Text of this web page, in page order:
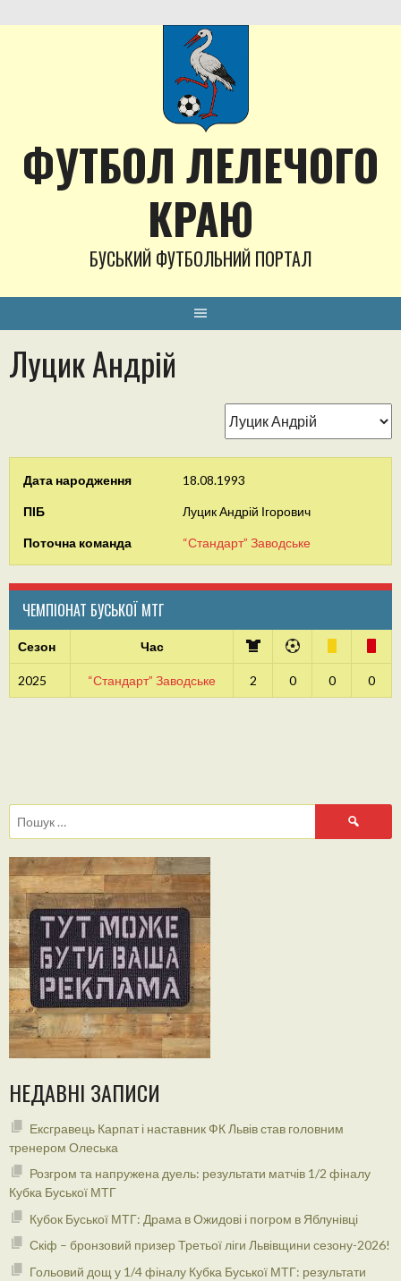
to
ФУТБОЛ ЛЕЛЕЧОГО
КРАЮ
БУСЬКИЙ ФУТБОЛЬНИЙ ПОРТАЛ
Луцик Андрій
Дата народження 18.08.1993
ПІБ Луцик Андрій Ігорович
Поточна команда “Стандарт” Заводське
ЧЕМПІОНАТ БУСЬКОЇ МТГ
Сезон Час
2025 “Стандарт” Заводське 2 0 0 0
Пошук:
НЕДАВНІ ЗАПИСИ
Ексгравець Карпат і наставник ФК Львів став головним
тренером Олеська
Розгром та напружена дуель: результати матчів 1/2 фіналу
Кубка Буської МТГ
Кубок Буської МТГ: Драма в Ожидові і погром в Яблунівці
Скіф – бронзовий призер Третьої ліги Львівщини сезону-2026!
Гольовий дощ у 1/4 фіналу Кубка Буської МТГ: результати